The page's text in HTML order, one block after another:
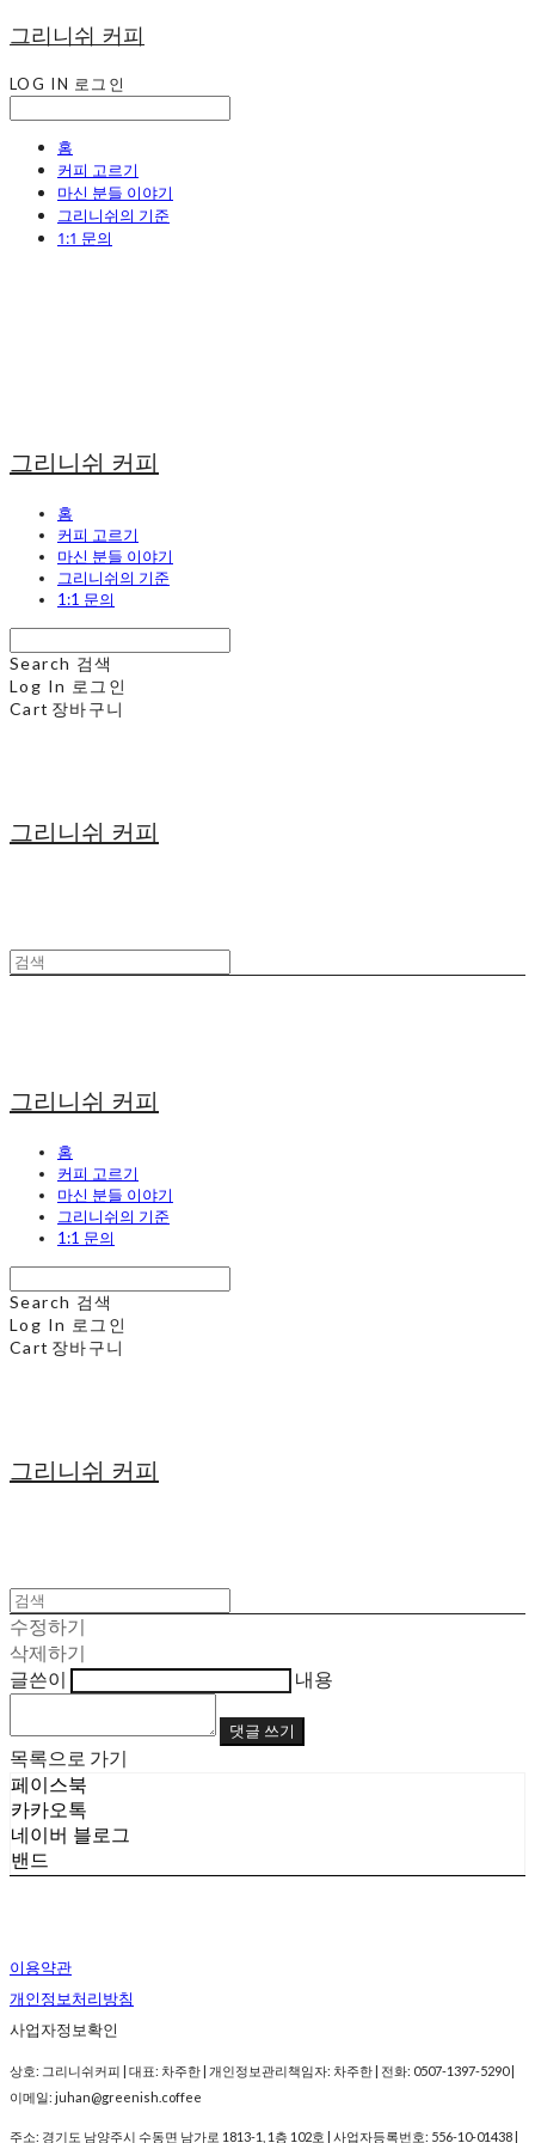
그리니쉬 커피
LOG IN 로그인
홈
커피 고르기
마신 분들 이야기
그리니쉬의 기준
1:1 문의
그리니쉬 커피
홈
커피 고르기
마신 분들 이야기
그리니쉬의 기준
1:1 문의
Search 검색
Log In 로그인
Cart 장바구니
그리니쉬 커피
그리니쉬 커피
홈
커피 고르기
마신 분들 이야기
그리니쉬의 기준
1:1 문의
Search 검색
Log In 로그인
Cart 장바구니
그리니쉬 커피
수정하기
삭제하기
글쓴이
내용
댓글 쓰기
목록으로 가기
페이스북
카카오톡
네이버 블로그
밴드
이용약관
개인정보처리방침
사업자정보확인
상호: 그리니쉬커피 | 대표: 차주한 | 개인정보관리책임자: 차주한 | 전화: 0507-1397-5290 |
이메일: juhan@greenish.coffee
주소: 경기도 남양주시 수동면 남가로 1813-1, 1층 102호 | 사업자등록번호: 556-10-01438 |